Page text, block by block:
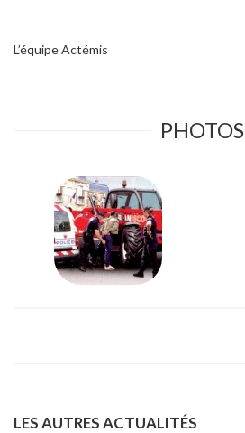
L’équipe Actémis
PHOTOS
LES AUTRES ACTUALITÉS